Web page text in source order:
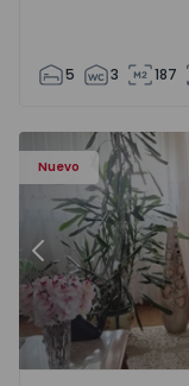
5 3 187
Nuevo
- 1575635 - 12
Piso de Vivienda
Anterior